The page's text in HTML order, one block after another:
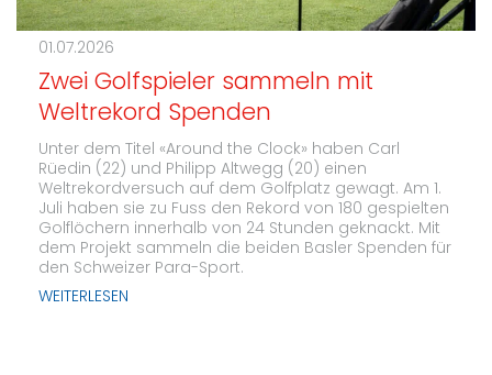
01.07.2026
Zwei Golfspieler sammeln mit
Weltrekord Spenden
Unter dem Titel «Around the Clock» haben Carl
Rüedin (22) und Philipp Altwegg (20) einen
Weltrekordversuch auf dem Golfplatz gewagt. Am 1.
Juli haben sie zu Fuss den Rekord von 180 gespielten
Golflöchern innerhalb von 24 Stunden geknackt. Mit
dem Projekt sammeln die beiden Basler Spenden für
den Schweizer Para-Sport.
WEITERLESEN